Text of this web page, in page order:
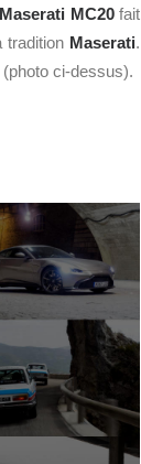
Maserati MC20fait
tradition Maserati.
(photo ci-dessus).